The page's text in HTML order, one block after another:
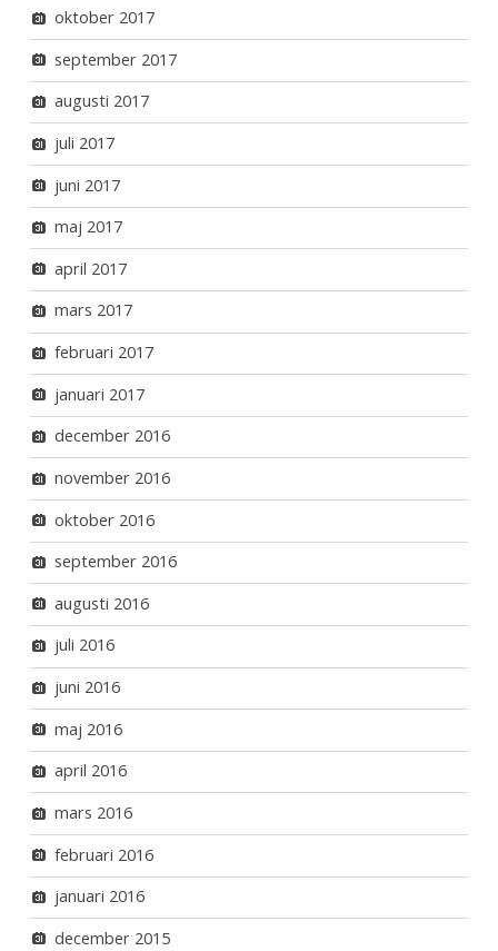
oktober 2017
september 2017
augusti 2017
juli 2017
juni 2017
maj 2017
april 2017
mars 2017
februari 2017
januari 2017
december 2016
november 2016
oktober 2016
september 2016
augusti 2016
juli 2016
juni 2016
maj 2016
april 2016
mars 2016
februari 2016
januari 2016
december 2015